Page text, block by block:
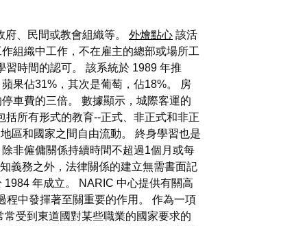
府、民間或教會組織等。 外燴點心 該活
組織中工作，不在雇主的總部或場所工
時間的認可。 該系統於 1989 年推
果佔31%，其次是葡萄，佔18%。 房
車費的三倍。 數據顯示，城際客運的
括所有形式的教育--正式、非正式和非正
區和國家之間自由流動。 終身學習也是
非僱傭關係持續時間不超過1個月或每
義務之外，法律關係的建立無需書面記
年成立。 NARIC 中心提供有關高
中發揮著至關重要的作用。 作為一項
受到東道國對某些職業的國家要求的